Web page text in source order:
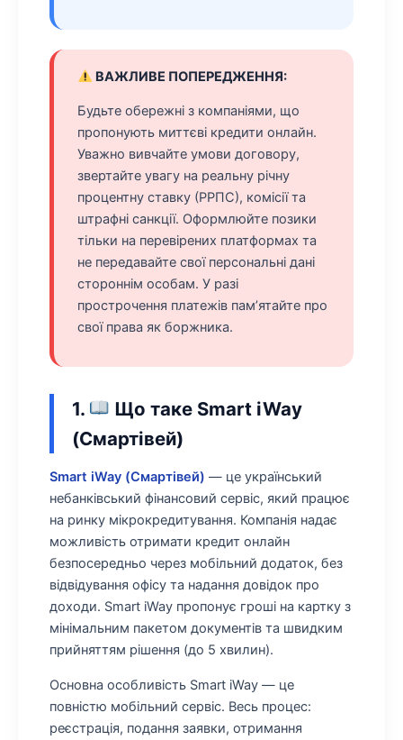
ВАЖЛИВЕ ПОПЕРЕДЖЕННЯ:
Будьте обережні з компаніями, що
пропонують миттєві кредити онлайн.
Уважно вивчайте умови договору,
звертайте увагу на реальну річну
процентну ставку (РРПС), комісії та
штрафні санкції. Оформлюйте позики
тільки на перевірених платформах та
не передавайте свої персональні дані
стороннім особам. У разі
прострочення платежів пам’ятайте про
свої права як боржника.
1.
Що таке Smart iWay
(Смартівей)
Smart iWay (Смартівей) — це український
небанківський фінансовий сервіс, який працює
на ринку мікрокредитування. Компанія надає
можливість отримати кредит онлайн
безпосередньо через мобільний додаток, без
відвідування офісу та надання довідок про
доходи. Smart iWay пропонує гроші на картку з
мінімальним пакетом документів та швидким
прийняттям рішення (до 5 хвилин).
Основна особливість Smart iWay — це
повністю мобільний сервіс. Весь процес:
реєстрація, подання заявки, отримання